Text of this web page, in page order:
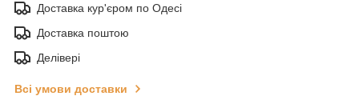
Доставка кур'єром по Одесі
Доставка поштою
Делівері
Всі умови доставки